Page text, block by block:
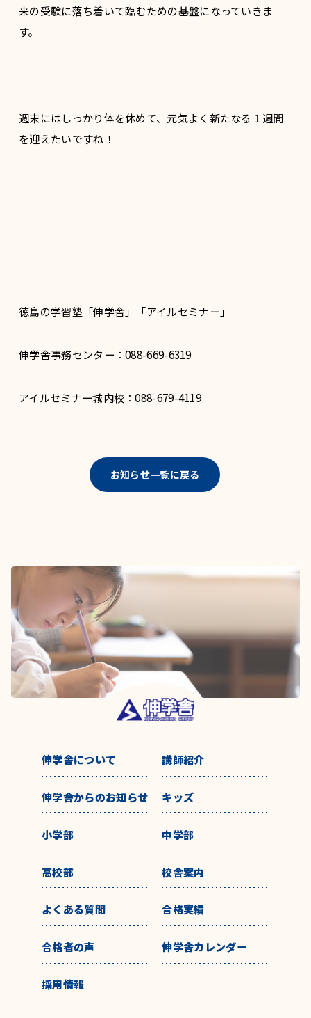
来の受験に落ち着いて臨むための基盤になっていきま
す。
週末にはしっかり体を休めて、元気よく新たなる１週間
を迎えたいですね！
徳島の学習塾「伸学舎」「アイルセミナー」
伸学舎事務センター：088-669-6319
アイルセミナー城内校：088-679-4119
お知らせ一覧に戻る
伸学舎について 講師紹介
伸学舎からのお知らせ キッズ
小学部 中学部
高校部 校舎案内
よくある質問 合格実績
合格者の声 伸学舎カレンダー
採用情報